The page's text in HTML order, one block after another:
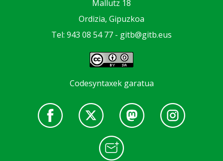
Mallutz 18
Ordizia, Gipuzkoa
Tel: 943 08 54 77 - gitb@gitb.eus
Codesyntaxek garatua